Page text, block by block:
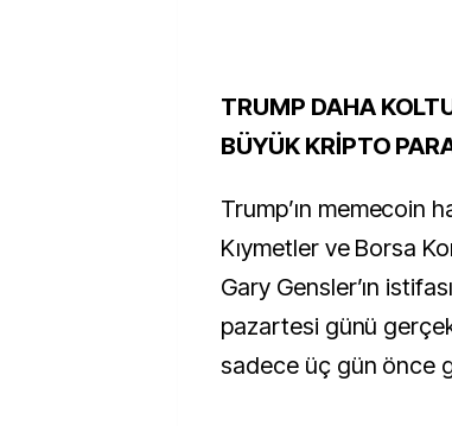
TRUMP DAHA
BÜYÜK KRİPTO
Trump’ın memecoin
Kıymetler ve Borsa
Gary Gensler’ın
pazartesi günü
sadece üç gün önce